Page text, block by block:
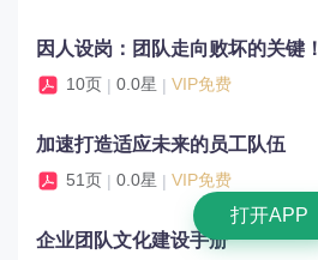
因人设岗：团队走向败坏的关键！
10页 | 0.0星 | VIP免费
加速打造适应未来的员工队伍
51页 | 0.0星 | VIP免费
企业团队文化建设手册
打开APP